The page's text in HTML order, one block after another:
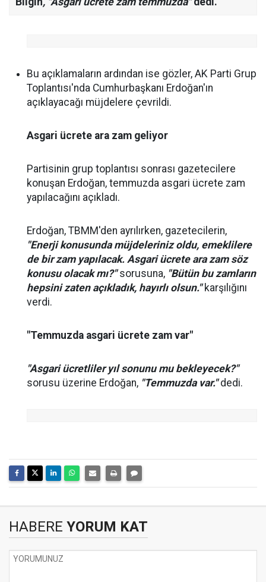
Bu açıklamaların ardından ise gözler, AK Parti Grup
Toplantısı'nda Cumhurbaşkanı Erdoğan'ın
açıklayacağı müjdelere çevrildi.
Asgari ücrete ara zam geliyor
Partisinin grup toplantısı sonrası gazetecilere
konuşan Erdoğan, temmuzda asgari ücrete zam
yapılacağını açıkladı.
Erdoğan, TBMM'den ayrılırken, gazetecilerin,
"Enerji konusunda müjdeleriniz oldu, emeklilere
de bir zam yapılacak. Asgari ücrete ara zam söz
konusu olacak mı?"sorusuna, "Bütün bu zamların
hepsini zaten açıkladık, hayırlı olsun."karşılığını
verdi.
"Temmuzda asgari ücrete zam var"
"Asgari ücretliler yıl sonunu mu bekleyecek?"
sorusu üzerine Erdoğan, "Temmuzda var."dedi.
HABERE YORUM KAT